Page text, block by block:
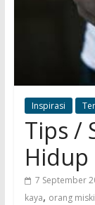
Inspirasi
Tips /
Hidup
7 September
kaya, orang